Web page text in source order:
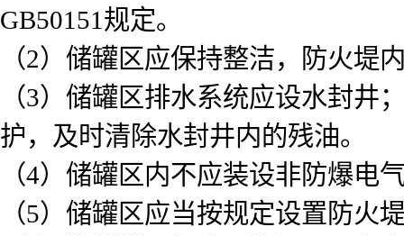
GB50151规定。
（2）储罐区应保持整洁，防火堤
（3）储罐区排水系统应设水封井
护，及时清除水封井内的残油。
（4）储罐区内不应装设非防爆电
（5）储罐区应当按规定设置防火